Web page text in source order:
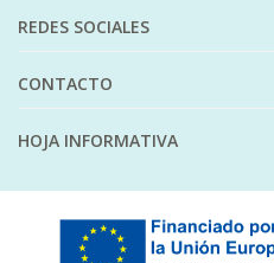
REDES SOCIALES
CONTACTO
HOJA INFORMATIVA